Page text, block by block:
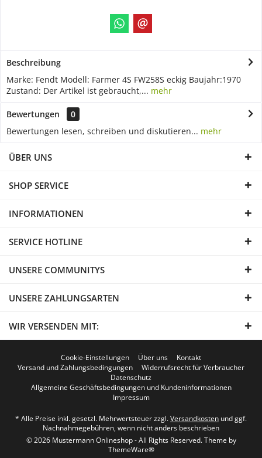
Beschreibung
Marke: Fendt Modell: Farmer 4S FW258S eckig Baujahr:1970
Zustand: Der Artikel ist gebraucht,... mehr
Bewertungen
0
Bewertungen lesen, schreiben und diskutieren... mehr
ÜBER UNS
SHOP SERVICE
INFORMATIONEN
SERVICE HOTLINE
UNSERE COMMUNITYS
UNSERE ZAHLUNGSARTEN
WIR VERSENDEN MIT:
Cookie-Einstellungen Über uns
Kontakt
Versand und Zahlungsbedingungen
Widerrufsrecht für Verbraucher
Datenschutz
Allgemeine Geschäftsbedingungen und Kundeninformationen
Impressum
* Alle Preise inkl. gesetzl. Mehrwertsteuer zzgl.Versandkosten und ggf.
Nachnahmegebühren, wenn nicht anders beschrieben
© 2026 Mustermann Onlineshop - All Rights Reserved. Theme by
ThemeWare®